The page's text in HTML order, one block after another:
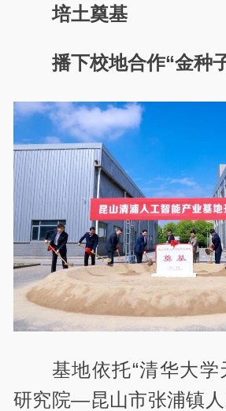
培土奠基
播下校地合作“金种
基地依托“清华大
研究院—昆山市张浦镇人